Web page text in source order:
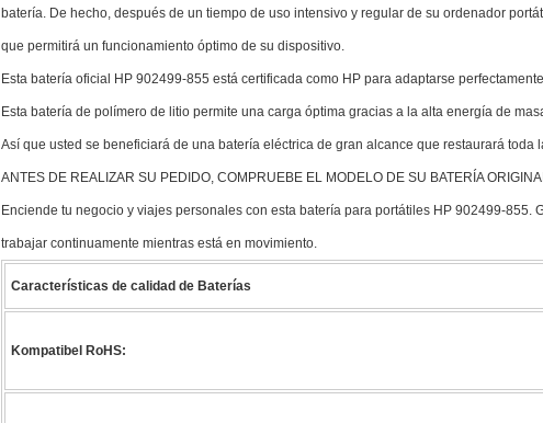
batería. De hecho, después de un tiempo de uso intensivo y regular de su ordenador
que permitirá un funcionamiento óptimo de su dispositivo.
Esta batería oficial HP 902499-855 está certificada como HP para adaptarse
Esta batería de polímero de litio permite una carga óptima gracias a la alta energía de
Así que usted se beneficiará de una batería eléctrica de gran alcance que restaurará toda
ANTES DE REALIZAR SU PEDIDO, COMPRUEBE EL MODELO DE SU BATERÍA
Enciende tu negocio y viajes personales con esta batería para portátiles HP 902499-855.
trabajar continuamente mientras está en movimiento.
Características de calidad de Baterías
Kompatibel RoHS: